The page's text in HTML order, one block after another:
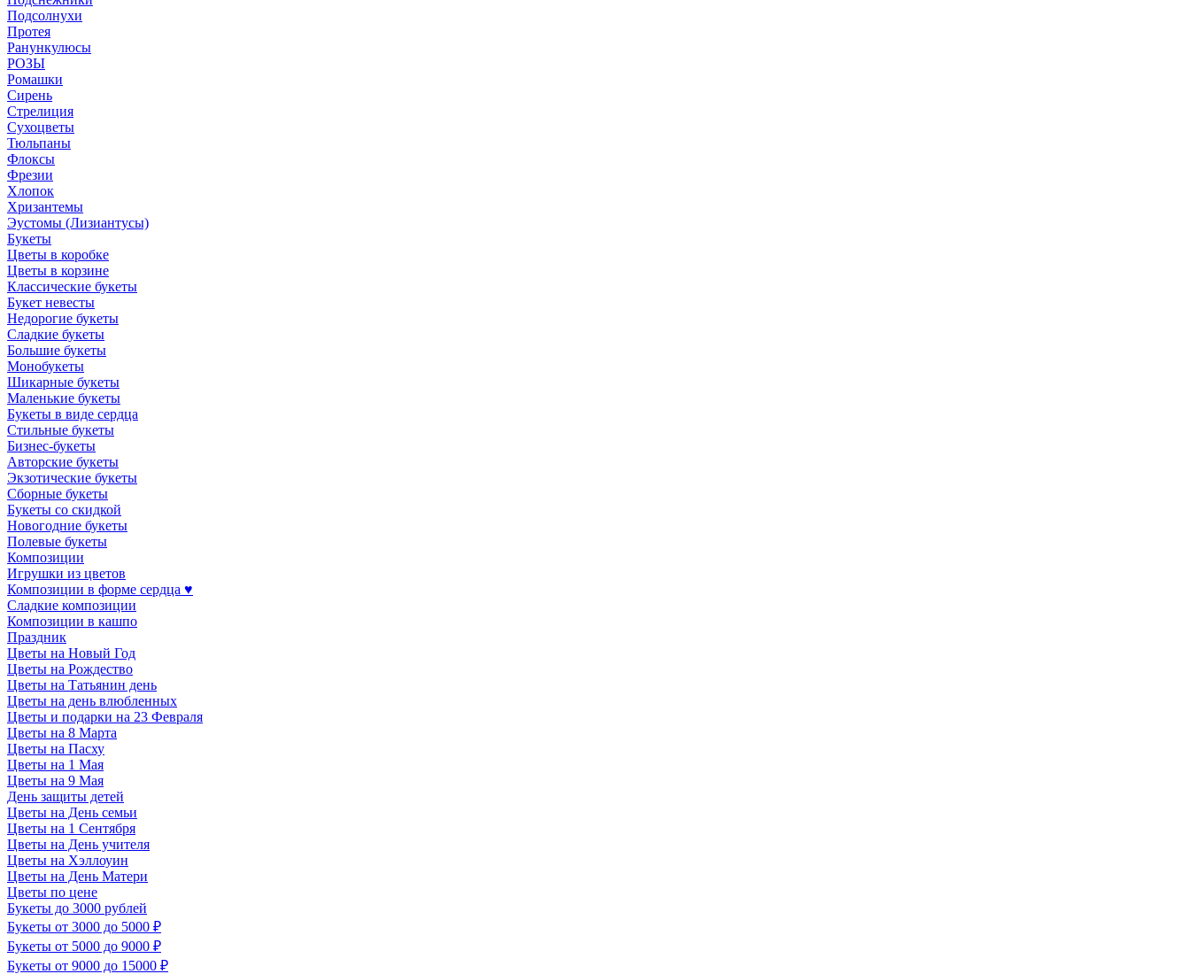
Подсолнухи
Протея
Ранункулюсы
РОЗЫ
Ромашки
Сирень
Стрелиция
Сухоцветы
Тюльпаны
Флоксы
Фрезии
Хлопок
Хризантемы
Эустомы (Лизиантусы)
Букеты
Цветы в коробке
Цветы в корзине
Классические букеты
Букет невесты
Недорогие букеты
Сладкие букеты
Большие букеты
Монобукеты
Шикарные букеты
Маленькие букеты
Букеты в виде сердца
Стильные букеты
Бизнес-букеты
Авторские букеты
Экзотические букеты
Сборные букеты
Букеты со скидкой
Новогодние букеты
Полевые букеты
Композиции
Игрушки из цветов
Композиции в форме сердца ♥
Сладкие композиции
Композиции в кашпо
Праздник
Цветы на Новый Год
Цветы на Рождество
Цветы на Татьянин день
Цветы на день влюбленных
Цветы и подарки на 23 Февраля
Цветы на 8 Марта
Цветы на Пасху
Цветы на 1 Мая
Цветы на 9 Мая
День защиты детей
Цветы на День семьи
Цветы на 1 Сентября
Цветы на День учителя
Цветы на Хэллоуин
Цветы на День Матери
Цветы по цене
Букеты до 3000 рублей
Букеты от 3000 до 5000 ₽
Букеты от 5000 до 9000 ₽
Букеты от 9000 до 15000 ₽